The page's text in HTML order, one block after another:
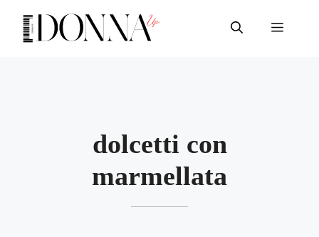
contenuto
Menu
dolcetti con
marmellata